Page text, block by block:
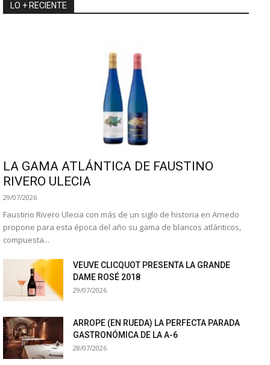
LO + RECIENTE
LA GAMA ATLÁNTICA DE FAUSTINO
RIVERO ULECIA
29/07/2026
Faustino Rivero Ulecia con más de un siglo de historia en Arnedo
propone para esta época del año su gama de blancos atlánticos,
compuesta...
VEUVE CLICQUOT PRESENTA LA GRANDE
DAME ROSÉ 2018
29/07/2026
ARROPE (EN RUEDA) LA PERFECTA PARADA
GASTRONÓMICA DE LA A-6
28/07/2026